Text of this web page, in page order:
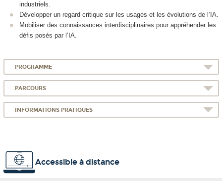
industriels.
Développer un regard critique sur les usages et les évolutions de l’IA.
Mobiliser des connaissances interdisciplinaires pour appréhender les
défis posés par l’IA.
PROGRAMME
PARCOURS
INFORMATIONS PRATIQUES
Accessible à distance